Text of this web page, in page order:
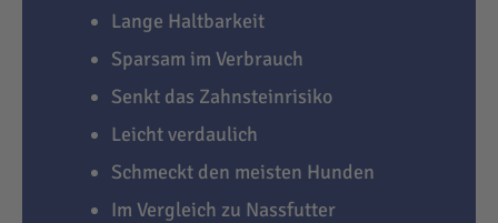
Lange Haltbarkeit
Sparsam im Verbrauch
Senkt das Zahnsteinrisiko
Leicht verdaulich
Schmeckt den meisten Hunden
Im Vergleich zu Nassfutter